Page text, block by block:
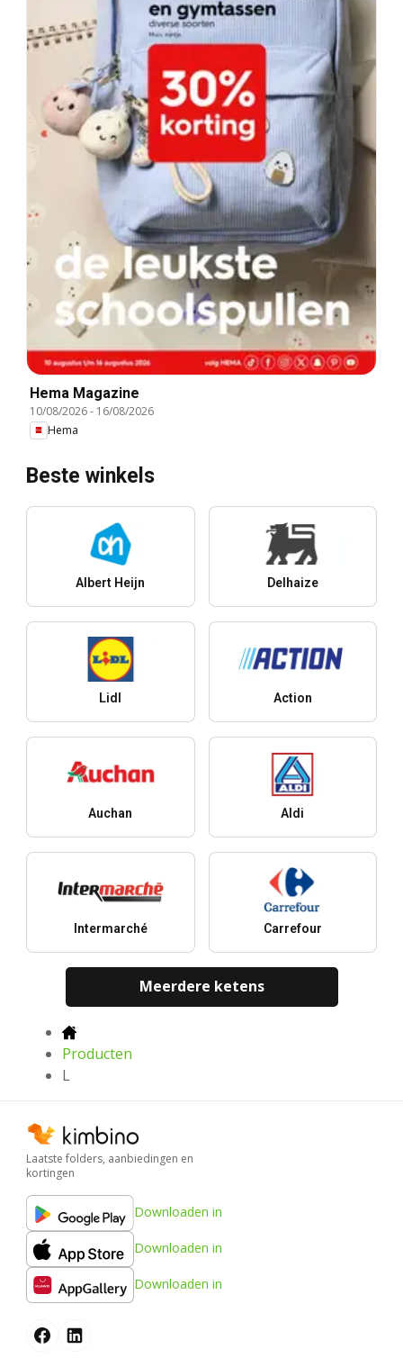
Hema Magazine
10/08/2026- 16/08/2026
Hema
Beste winkels
Albert Heijn Delhaize
Lidl Action
Auchan Aldi
Intermarché Carrefour
Meerdere ketens
Producten
L
Laatste folders, aanbiedingen en
kortingen
Downloaden in
Downloaden in
Downloaden in